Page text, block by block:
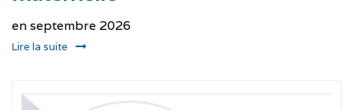
en septembre 2026
Lire la suite